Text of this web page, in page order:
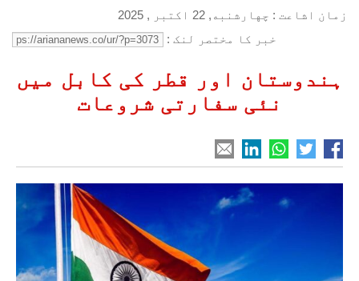
زمان اشاعت : چهارشنبه, 22 اکتبر , 2025
خبر کا مختصر لنک :
ہندوستان اور قطر کی کابل میں
نئی سفارتی شروعات